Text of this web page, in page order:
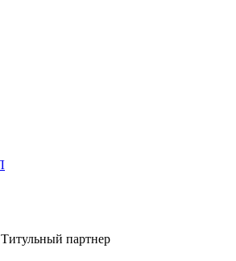
Титульный партнер